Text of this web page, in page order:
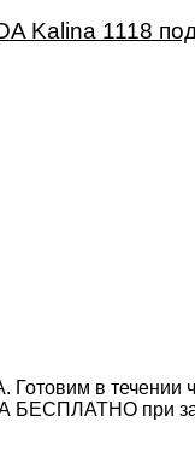
Kalina 1118
в течении
БЕСПЛАТНО при